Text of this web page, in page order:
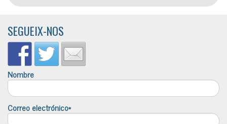
SEGUEIX-NOS
Nombre
Correo electrónico*